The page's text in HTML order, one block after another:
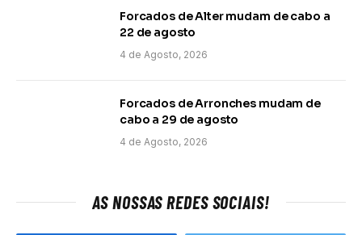
Forcados de Alter mudam de cabo a
22 de agosto
4 de Agosto, 2026
Forcados de Arronches mudam de
cabo a 29 de agosto
4 de Agosto, 2026
AS NOSSAS REDES SOCIAIS!